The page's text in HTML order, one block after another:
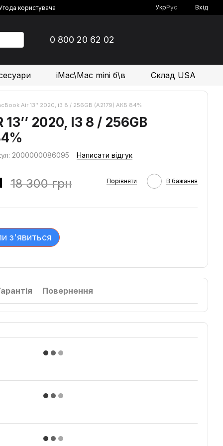
користувача
УкрРус Вхід
0 800 20 62 02
iMac\Mac mini б\в Склад USA
Air 13’’ 2020, i3 8 / 256GB (A2179) АКБ 84%
13’’ 2020, I3 8 / 256GB
2000000086095 Написати відгук
18 300 грн Порівняти В бажання
з'явиться
Повернення